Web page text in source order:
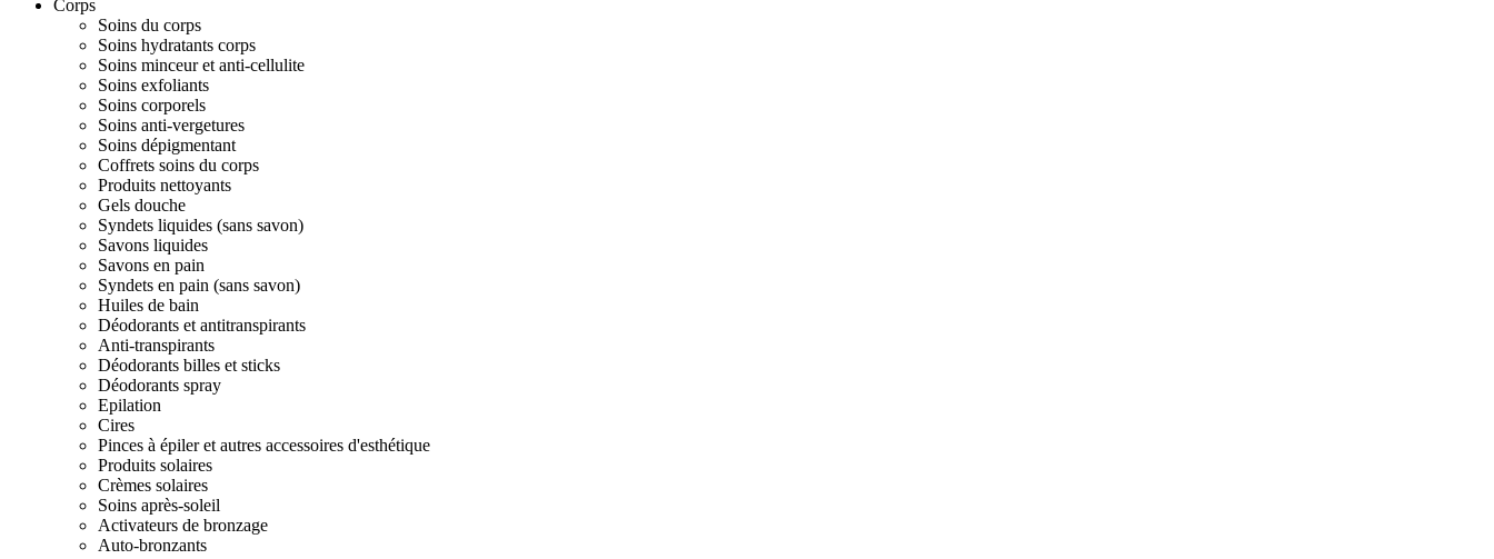
Corps
Soins du corps
Soins hydratants corps
Soins minceur et anti-cellulite
Soins exfoliants
Soins corporels
Soins anti-vergetures
Soins dépigmentant
Coffrets soins du corps
Produits nettoyants
Gels douche
Syndets liquides (sans savon)
Savons liquides
Savons en pain
Syndets en pain (sans savon)
Huiles de bain
Déodorants et antitranspirants
Anti-transpirants
Déodorants billes et sticks
Déodorants spray
Epilation
Cires
Pinces à épiler et autres accessoires d'esthétique
Produits solaires
Crèmes solaires
Soins après-soleil
Activateurs de bronzage
Auto-bronzants